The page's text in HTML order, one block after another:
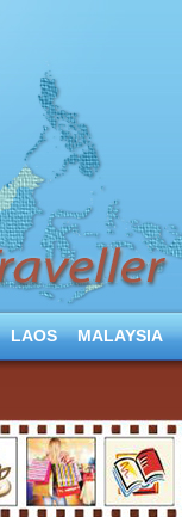
LAOS MALAYSIA